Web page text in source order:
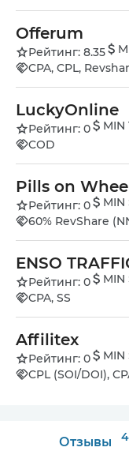
Offerum
Рейтинг: 8.35
CPA, CPL,
LuckyOnline
Рейтинг: 0
MIN
COD
Pills on
Рейтинг: 0
MIN
60% RevShare
ENSO
Рейтинг: 0
MIN
CPA, SS
Affilitex
Рейтинг: 0
MIN
CPL (SOI/DOI),
Отзывы 4